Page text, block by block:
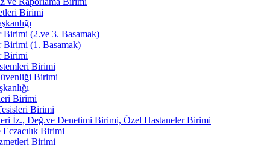
Birimi
(2.ve 3. Basamak)
Birimi (1. Basamak)
Birimi
Birimi
Birimi
Birimi
Birimi
İz., Değ.ve Denetimi Birimi, Özel Hastaneler Birimi
Birimi
Birimi